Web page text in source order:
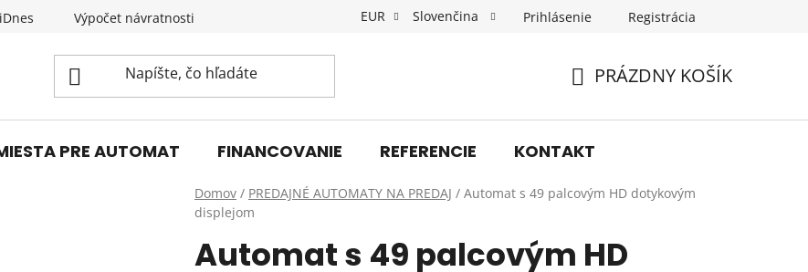
Výpočet návratnosti KONTAKT Obchodné podmienky Podmienky ochrany osobných
EUR Slovenčina Prihlásenie Registrácia
KOŠÍK
PRÁZDNY KOŠÍK
PRE AUTOMAT FINANCOVANIE REFERENCIE KONTAKT
Domov / PREDAJNÉ AUTOMATY NA PREDAJ / Automat s 49 palcovým HD dotykovým
displejom
Automat s 49 palcovým HD